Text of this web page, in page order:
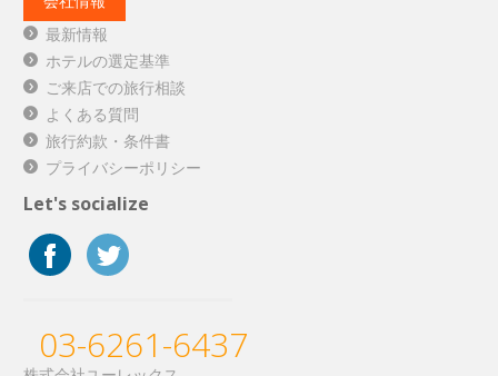
最新情報
ホテルの選定基準
ご来店での旅行相談
よくある質問
旅行約款・条件書
プライバシーポリシー
Let's socialize
03-6261-6437